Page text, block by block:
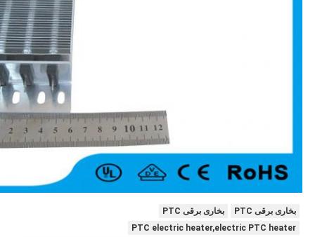
بخاری برقی PTC
بخاری برقی PTC
PTC electric heater,electric PTC heater